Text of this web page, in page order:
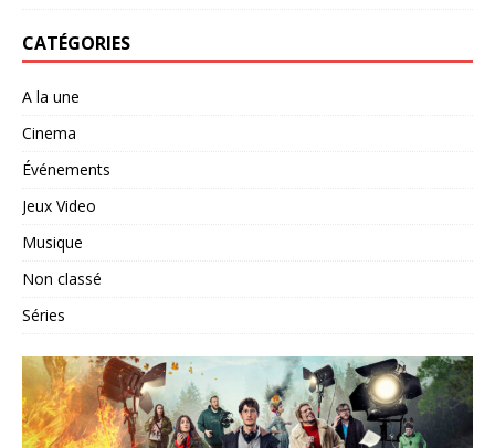
CATÉGORIES
A la une
Cinema
Événements
Jeux Video
Musique
Non classé
Séries